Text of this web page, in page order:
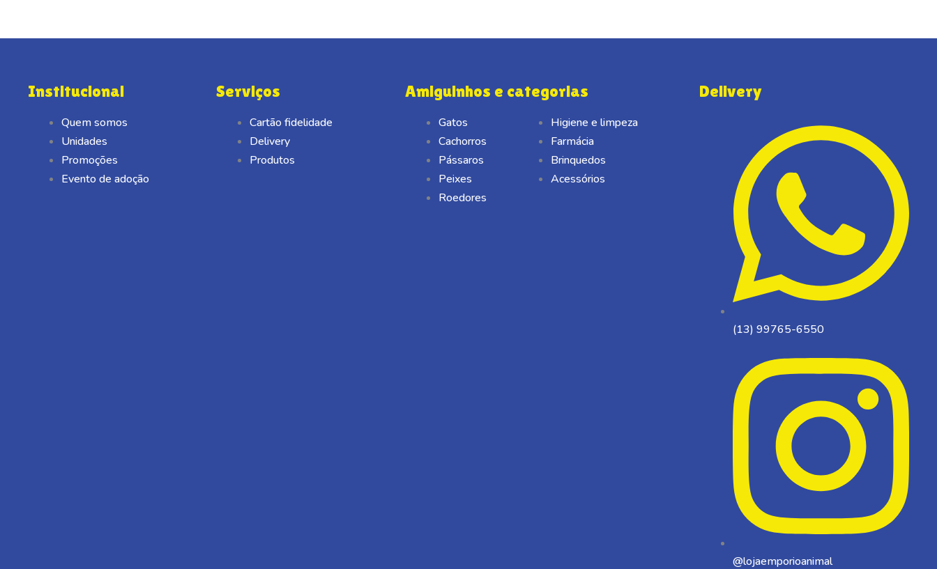
Institucional
Quem somos
Unidades
Promoções
Evento de adoção
Serviços
Cartão fidelidade
Delivery
Produtos
Amiguinhos e categorias
Gatos
Cachorros
Pássaros
Peixes
Roedores
Higiene e limpeza
Farmácia
Brinquedos
Acessórios
Delivery
(13) 99765-6550
@lojaemporioanimal